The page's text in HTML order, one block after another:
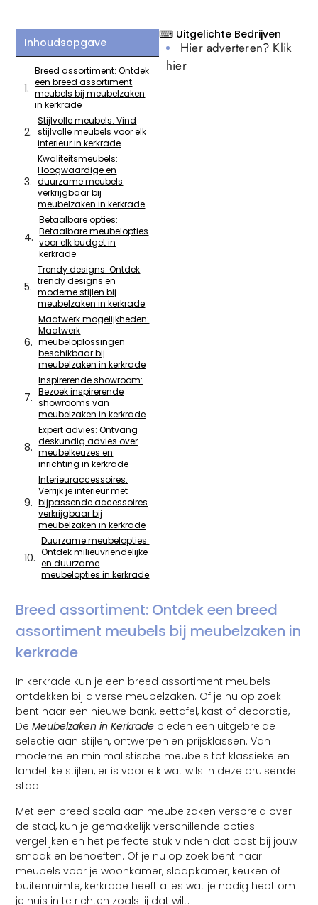
Inhoudsopgave
Breed assortiment: Ontdek
een breed assortiment
meubels bij meubelzaken
in kerkrade
Stijlvolle meubels: Vind
stijlvolle meubels voor elk
interieur in kerkrade
Kwaliteitsmeubels:
Hoogwaardige en
duurzame meubels
verkrijgbaar bij
meubelzaken in kerkrade
Betaalbare opties:
Betaalbare meubelopties
voor elk budget in
kerkrade
Trendy designs: Ontdek
trendy designs en
moderne stijlen bij
meubelzaken in kerkrade
Maatwerk mogelijkheden:
Maatwerk
meubeloplossingen
beschikbaar bij
meubelzaken in kerkrade
Inspirerende showroom:
Bezoek inspirerende
showrooms van
meubelzaken in kerkrade
Expert advies: Ontvang
deskundig advies over
meubelkeuzes en
inrichting in kerkrade
Interieuraccessoires:
Verrijk je interieur met
bijpassende accessoires
verkrijgbaar bij
meubelzaken in kerkrade
Duurzame meubelopties:
Ontdek milieuvriendelijke
en duurzame
meubelopties in kerkrade
⌨ Uitgelichte Bedrijven
Hier adverteren? Klik
hier
Breed assortiment: Ontdek een breed
assortiment meubels bij meubelzaken in
kerkrade
In kerkrade kun je een breed assortiment meubels
ontdekken bij diverse meubelzaken. Of je nu op zoek
bent naar een nieuwe bank, eettafel, kast of decoratie,
DeMeubelzaken in Kerkrade bieden een uitgebreide
selectie aan stijlen, ontwerpen en prijsklassen. Van
moderne en minimalistische meubels tot klassieke en
landelijke stijlen, er is voor elk wat wils in deze bruisende
stad.
Met een breed scala aan meubelzaken verspreid over
de stad, kun je gemakkelijk verschillende opties
vergelijken en het perfecte stuk vinden dat past bij jouw
smaak en behoeften. Of je nu op zoek bent naar
meubels voor je woonkamer, slaapkamer, keuken of
buitenruimte, kerkrade heeft alles wat je nodig hebt om
je huis in te richten zoals jij dat wilt.